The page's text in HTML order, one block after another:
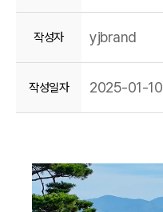
작성자 yjbrand
작성일자 2025-01-10